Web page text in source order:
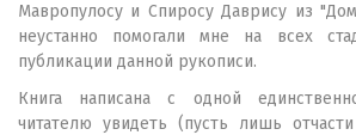
Мавропулосу и Спиросу Даврису из
неустанно помогали мне на всех
публикации данной рукописи.
Книга написана с одной
читателю увидеть (пусть лишь